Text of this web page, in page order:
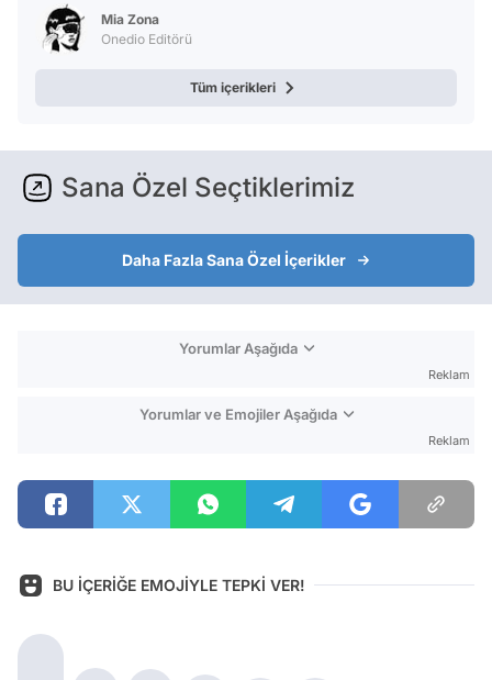
Mia Zona
Onedio Editörü
Tüm içerikleri
Sana Özel Seçtiklerimiz
Daha Fazla Sana Özel İçerikler
Yorumlar Aşağıda
Reklam
Yorumlar ve Emojiler Aşağıda
Reklam
BU İÇERİĞE EMOJİYLE TEPKİ VER!